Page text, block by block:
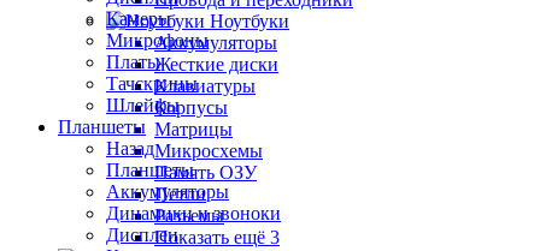
Ноутбуки
Аккумуляторы
Жесткие диски
Клавиатуры
Корпусы
Матрицы
Микросхемы
Память ОЗУ
Петли
Разъемы
Показать ещё 3
Камеры
Микрофоны
Платы
Тачскрины
Шлейфы
Планшеты
Назад
Планшеты
Аккумуляторы
Динамики и звоноки
Дисплеи